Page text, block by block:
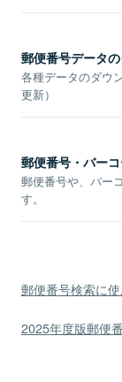
郵便番号データ
各種データのダウ
更新）
郵便番号・バー
郵便番号や、バー
す。
郵便番号検索に
2025年度版郵便